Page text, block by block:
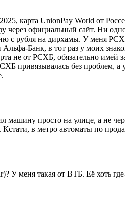
карта UnionPay World от
через официальный сайт. Ни
с рубля на дирхамы. У меня
Банк, в тот раз у моих
не от РСХБ, обязательно
привязывалась без
машину просто на улице, а не
в метро автоматы по
У меня такая от ВТБ. Её хоть